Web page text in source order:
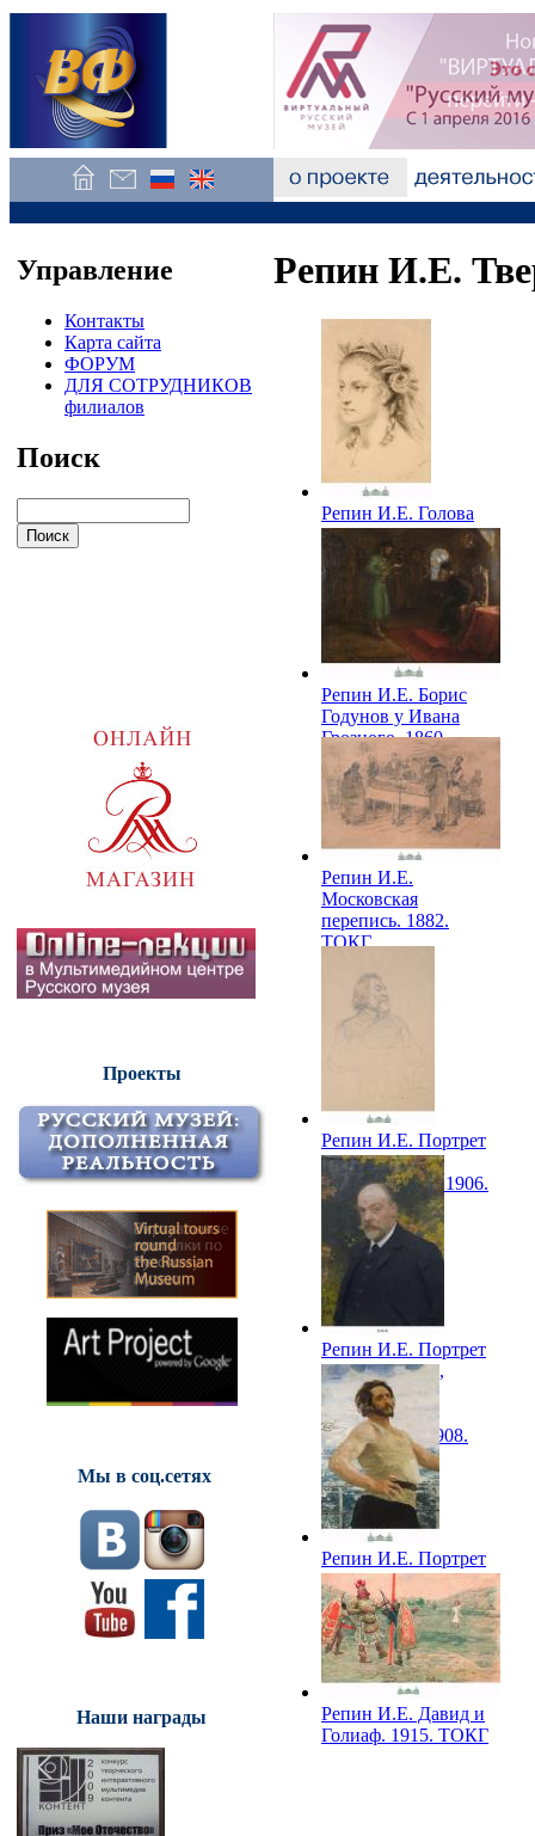
Управление
Контакты
Карта сайта
ФОРУМ
ДЛЯ СОТРУДНИКОВ
филиалов
Поиск
Проекты
Мы в соц.сетях
Наши награды
Репин И.Е.
Репин И.Е. Голова
девушки. 1859. ТОКГ
Репин И.Е. Борис
Годунов у Ивана
Грозного. 1860.
ТОКГ
Репин И.Е.
Московская
перепись. 1882.
ТОКГ
Репин И.Е. Портрет
художника
А.И.Куинджи. 1906.
ТОКГ
Репин И.Е. Портрет
И.С.Крючкова,
купеческого
старшины
Петрограда. 1908.
ТОКГ
Репин И.Е. Портрет
писателя
Л.Н.Андреева. 1912.
ТОКГ
Репин И.Е. Давид и
Голиаф. 1915. ТОКГ